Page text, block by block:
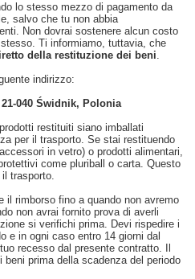
lo stesso mezzo di pagamento da
salvo che tu non abbia
Non dovrai sostenere alcun costo
Ti informiamo, tuttavia, che
della restituzione dei beni.
indirizzo:
040 Świdnik, Polonia
restituiti siano imballati
per il trasporto. Se stai restituendo
in vetro) o prodotti alimentari,
come pluriball o carta. Questo
trasporto.
il rimborso fino a quando non avremo
non avrai fornito prova di averli
si verifichi prima. Devi rispedire i
e in ogni caso entro 14 giorni dal
recesso dal presente contratto. Il
prima della scadenza del periodo